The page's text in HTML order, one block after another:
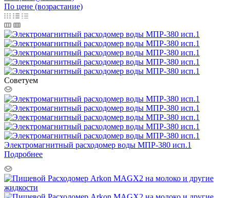
По цене (возрастание)
Советуем
Электромагнитный расходомер воды МПР-380 исп.1
Подробнее